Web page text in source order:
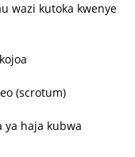
wazi kutoka kwenye
(scrotum)
ya haja kubwa